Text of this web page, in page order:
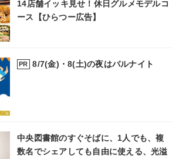
14店舗イッキ見せ！休日グルメモデルコ
ース【ひらつー広告】
PR 8/7(金)・8(土)の夜はバルナイト
中央図書館のすぐそばに、1人でも、複
数名でシェアしても自由に使える、光溢